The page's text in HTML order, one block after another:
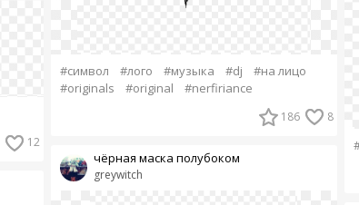
12
#символ #лого #музыка #dj
#на лицо
#originals
#original #nerfiriance
186 8
greywitch
чёрная маска полубоком